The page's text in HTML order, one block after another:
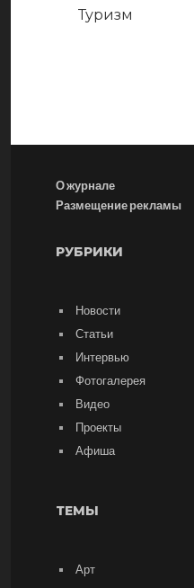
Туризм
О журнале
Размещение рекламы
РУБРИКИ
Новости
Статьи
Интервью
Фотогалерея
Видео
Проекты
Афиша
ТЕМЫ
Арт